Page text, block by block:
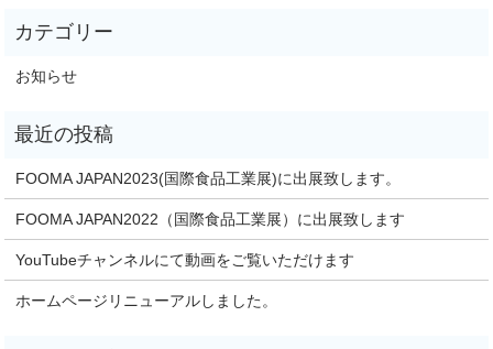
お知らせ
FOOMA JAPAN2023(国際食品工業展)に出展致します。
FOOMA JAPAN2022（国際食品工業展）に出展致します
YouTubeチャンネルにて動画をご覧いただけます
ホームページリニューアルしました。